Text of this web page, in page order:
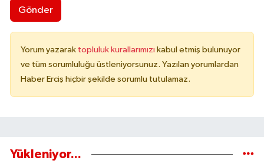
Gönder
Yorum yazarak topluluk kurallarımızı kabul etmiş bulunuyor
ve tüm sorumluluğu üstleniyorsunuz. Yazılan yorumlardan
Haber Erciş hiçbir şekilde sorumlu tutulamaz.
Yükleniyor...